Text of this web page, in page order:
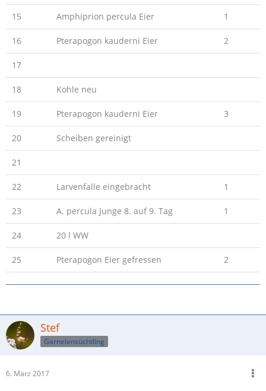
15 Amphiprion percula Eier 1
16 Pterapogon kauderni Eier 2
17
18 Kohle neu
19 Pterapogon kauderni Eier 3
20 Scheiben gereinigt
21
22 Larvenfalle eingebracht 1
23 A. percula Junge 8. auf 9. Tag 1
24 20 l WW
25 Pterapogon Eier gefressen 2
Stef
Garnelensüchtling
6. März 2017